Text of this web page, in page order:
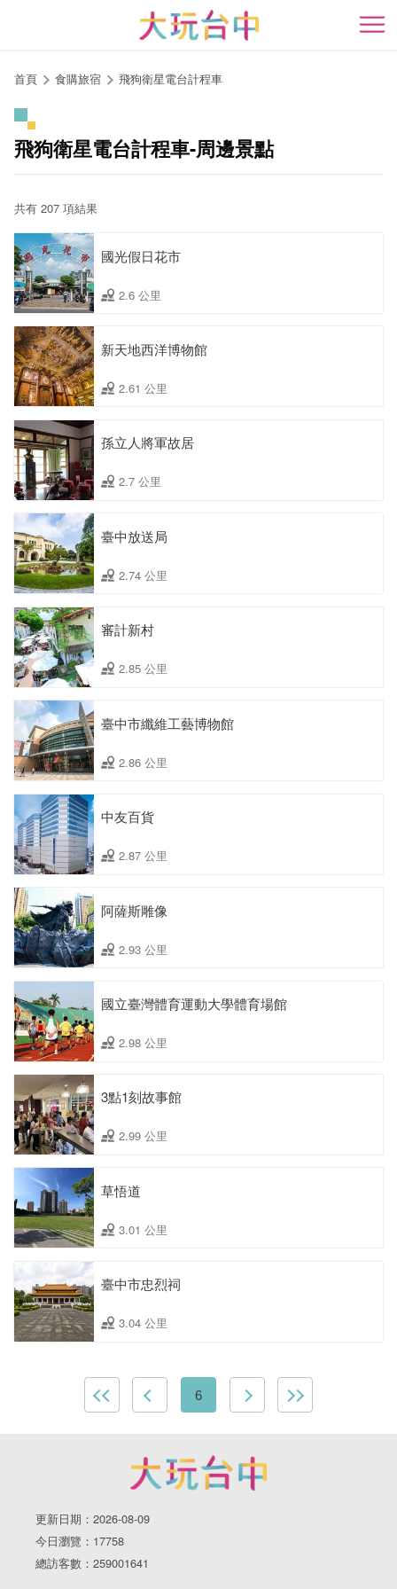
開
首頁 食購旅宿 飛狗衛星電台計程車
飛狗衛星電台計程車-周邊景點
共有 207 項結果
國光假日花市
2.6 公里
新天地西洋博物館
2.61 公里
孫立人將軍故居
2.7 公里
臺中放送局
2.74 公里
審計新村
2.85 公里
臺中市纖維工藝博物館
2.86 公里
中友百貨
2.87 公里
阿薩斯雕像
2.93 公里
國立臺灣體育運動大學體育場館
2.98 公里
3點1刻故事館
2.99 公里
草悟道
3.01 公里
臺中市忠烈祠
3.04 公里
6
更新日期：2026-08-09
今日瀏覽：17758
總訪客數：259001641